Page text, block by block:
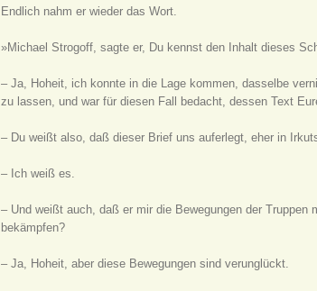
Endlich nahm er wieder das Wort.
»Michael Strogoff, sagte er, Du kennst den Inhalt dieses
– Ja, Hoheit, ich konnte in die Lage kommen, dasselbe
zu lassen, und war für diesen Fall bedacht, dessen Text
– Du weißt also, daß dieser Brief uns auferlegt, eher in
– Ich weiß es.
– Und weißt auch, daß er mir die Bewegungen der
bekämpfen?
– Ja, Hoheit, aber diese Bewegungen sind verunglückt.